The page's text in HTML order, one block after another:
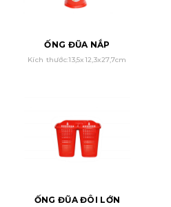
ỐNG ĐŨA NẮP
Kích thước:13,5x12,3x27,7cm
ỐNG ĐŨA ĐÔI LỚN